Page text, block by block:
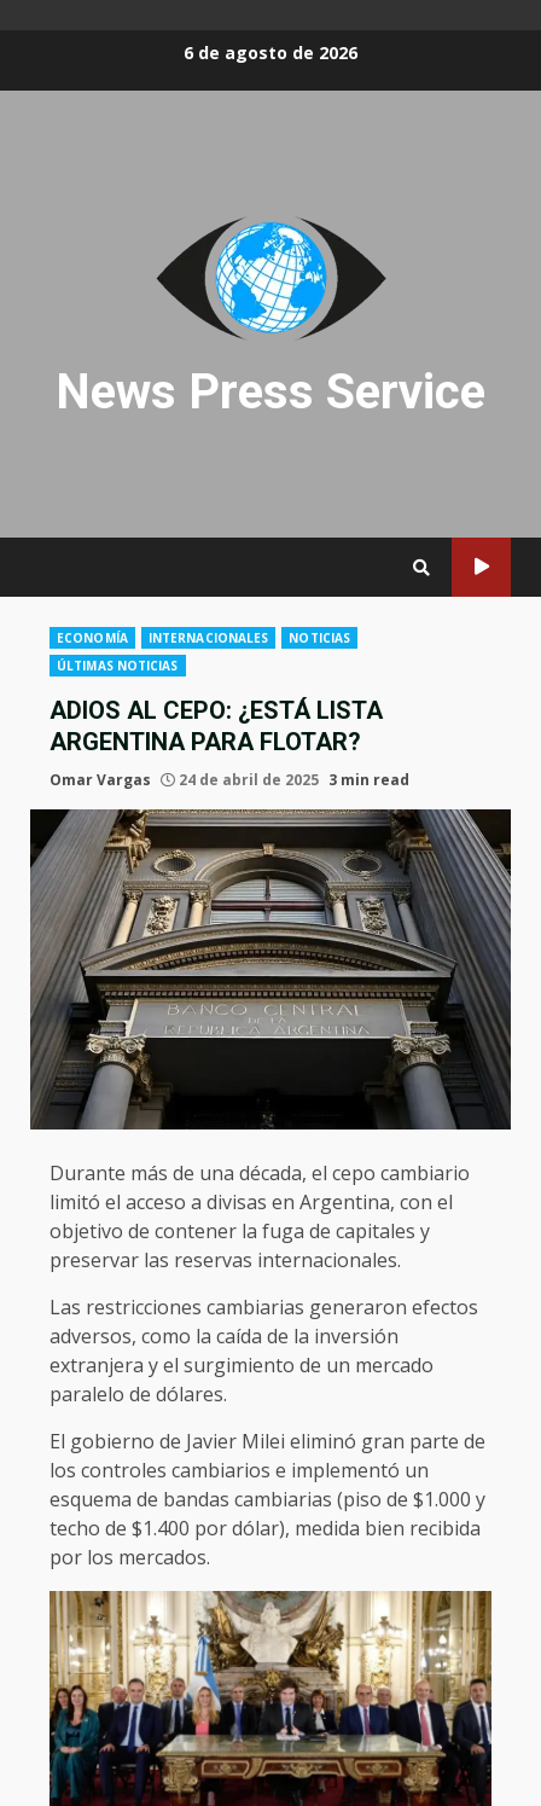
6 de agosto de 2026
News Press Service
ECONOMÍA INTERNACIONALES
NOTICIAS
ÚLTIMAS NOTICIAS
ADIOS AL CEPO: ¿ESTÁ LISTA
ARGENTINA PARA FLOTAR?
Omar Vargas 24 de abril de 2025 3 min read
Durante más de una década, el cepo cambiario
limitó el acceso a divisas en Argentina, con el
objetivo de contener la fuga de capitales y
preservar las reservas internacionales.
Las restricciones cambiarias generaron efectos
adversos, como la caída de la inversión
extranjera y el surgimiento de un mercado
paralelo de dólares.
El gobierno de Javier Milei eliminó gran parte de
los controles cambiarios e implementó un
esquema de bandas cambiarias (piso de $1.000 y
techo de $1.400 por dólar), medida bien recibida
por los mercados.